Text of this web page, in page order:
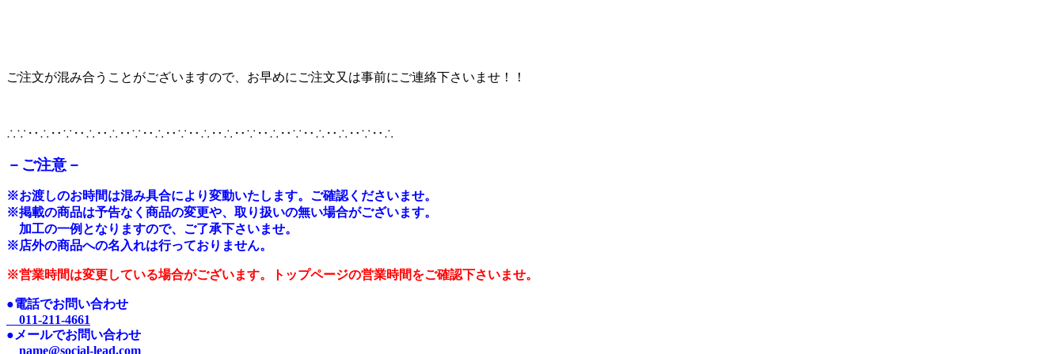
ご注文が混み合うことがございますので、お早めにご注文又は事前にご連絡下さいませ！！
∴∵‥∴‥∵‥∴‥∴‥∵‥∴‥∵‥∴‥∴‥∵‥∴‥∵‥∴‥∴‥∵‥∴
－ご注意－
※お渡しのお時間は混み具合により変動いたします。ご確認くださいませ。
※掲載の商品は予告なく商品の変更や、取り扱いの無い場合がございます。
加工の一例となりますので、ご了承下さいませ。
※店外の商品への名入れは行っておりません。
※営業時間は変更している場合がございます。トップページの営業時間をご確認下さいませ。
●電話でお問い合わせ
011-211-4661
●メールでお問い合わせ
name@social-lead.com